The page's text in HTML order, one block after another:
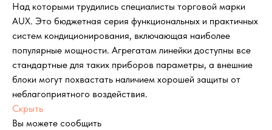
Над которыми трудились специалисты торговой марки
AUX. Это бюджетная серия функциональных и практичных
систем кондиционирования, включающая наиболее
популярные мощности. Агрегатам линейки доступны все
стандартные для таких приборов параметры, а внешние
блоки могут похвастать наличием хорошей защиты от
неблагоприятного воздействия.
Скрыть
Вы можете сообщить